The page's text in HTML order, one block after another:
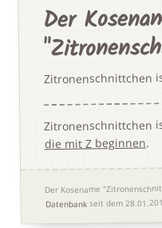
Der
Zitronenschnittchen
Zitronenschnittchen
die mit Z beginnen.
Der Kosename
Datenbankseit dem